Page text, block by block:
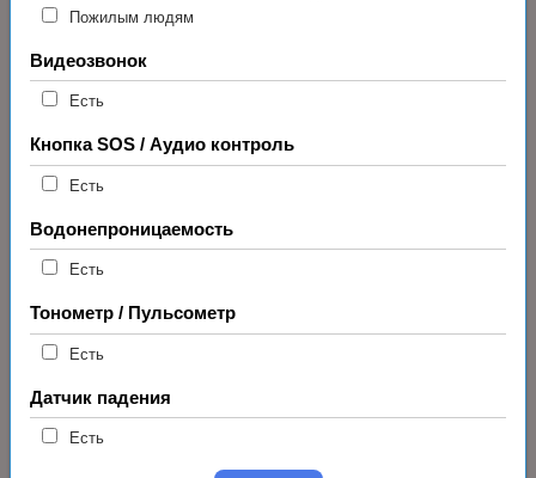
Пожилым людям
Видеозвонок
Есть
Кнопка SOS / Аудио контроль
Есть
Водонепроницаемость
Есть
Тонометр / Пульсометр
Есть
Датчик падения
Есть